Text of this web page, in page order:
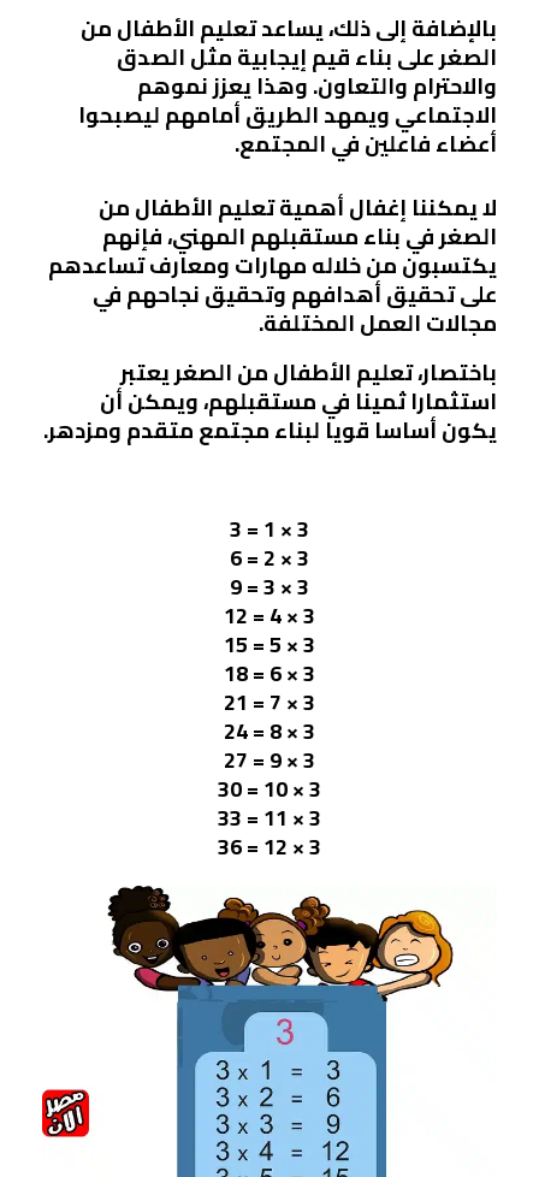
بالإضافة إلى ذلك، يساعد تعليم الأطفال من
الصغر على بناء قيم إيجابية مثل الصدق
والاحترام والتعاون. وهذا يعزز نموهم
الاجتماعي ويمهد الطريق أمامهم ليصبحوا
أعضاء فاعلين في المجتمع.
لا يمكننا إغفال أهمية تعليم الأطفال من
الصغر في بناء مستقبلهم المهني، فإنهم
يكتسبون من خلاله مهارات ومعارف تساعدهم
على تحقيق أهدافهم وتحقيق نجاحهم في
مجالات العمل المختلفة.
باختصار، تعليم الأطفال من الصغر يعتبر
استثمارا ثمينا في مستقبلهم، ويمكن أن
يكون أساسا قويا لبناء مجتمع متقدم ومزدهر.
3 × 1 = 3
3 × 2 = 6
3 × 3 = 9
3 × 4 = 12
3 × 5 = 15
3 × 6 = 18
3 × 7 = 21
3 × 8 = 24
3 × 9 = 27
3 × 10 = 30
3 × 11 = 33
3 × 12 = 36